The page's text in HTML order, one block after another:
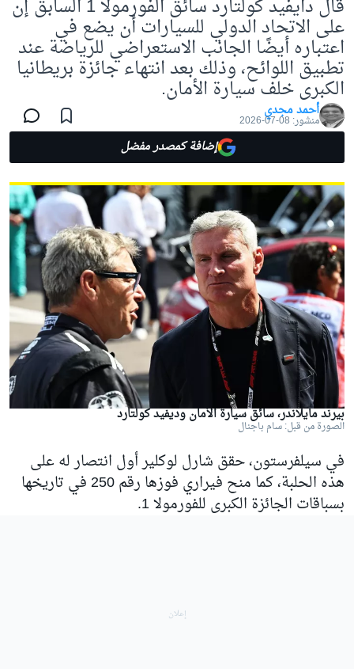
قال دايفيد كولتارد سائق الفورمولا 1 السابق إن
على الاتحاد الدولي للسيارات أن يضع في
اعتباره أيضًا الجانب الاستعراضي للرياضة عند
تطبيق اللوائح، وذلك بعد انتهاء جائزة بريطانيا
الكبرى خلف سيارة الأمان.
أحمد مجدي
منشور: 08-07-2026
إضافة كمصدر مفضل
بيرند مايلاندر، سائق سيارة الأمان وديفيد كولتارد
الصورة من قبل: سام باجنال
في سيلفرستون، حقق شارل لوكلير أول انتصار له على
هذه الحلبة، كما منح فيراري فوزها رقم 250 في تاريخها
بسباقات الجائزة الكبرى للفورمولا 1.